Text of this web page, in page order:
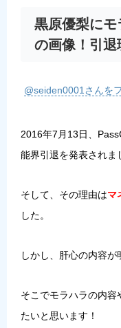
黒原優梨に
の画像！引退
@seiden0001さんを
2016年7月13日、
能界引退を発表されま
そして、その理由はマ
した。
しかし、肝心の内容が
そこでモラハラの内容
たいと思います！